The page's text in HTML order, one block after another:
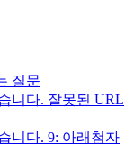
질문
니다. 잘못된 URL
니다. 9: 아래첨자